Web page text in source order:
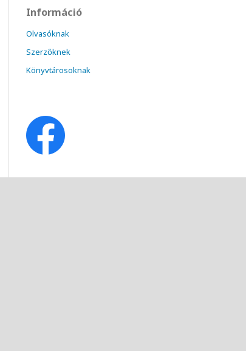
Információ
Olvasóknak
Szerzőknek
Könyvtárosoknak